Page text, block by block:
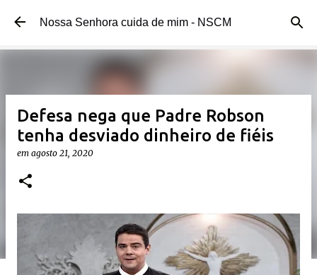
Pular para o conteúdo principal
Nossa Senhora cuida de mim - NSCM
Defesa nega que Padre Robson
tenha desviado dinheiro de fiéis
em agosto 21, 2020